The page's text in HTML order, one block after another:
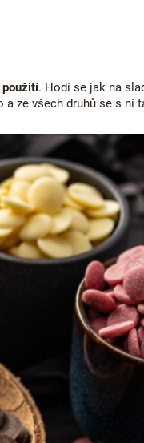
použití. Hodí se jak na
a ze všech druhů se s ní